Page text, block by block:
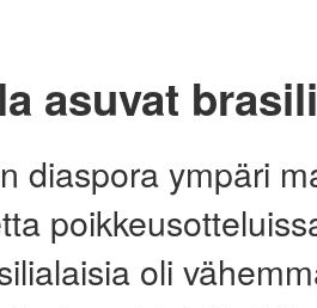
asuvat
diaspora ympäri
oli